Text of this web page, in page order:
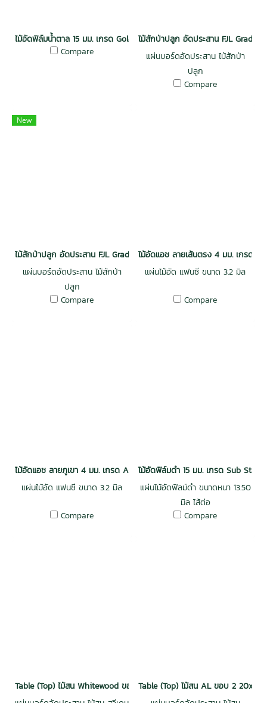
ไม้อัดฟิล์มน้ำตาล 15 มม. เกรด Gold / กันน้ำ Melamine
Compare
ไม้สักป่าปลูก อัดประสาน FJL Grade
แผ่นบอร์ดอัดประสาน ไม้สักป่า
ปลูก
Compare
New
ไม้สักป่าปลูก อัดประสาน FJL Grade AAA 15x610x2440
แผ่นบอร์ดอัดประสาน ไม้สักป่า
ปลูก
Compare
ไม้อัดแอช ลายเส้นตรง 4 มม. เกรด
แผ่นไม้อัด แฟนซี ขนาด 3.2 มิล
Compare
ไม้อัดแอช ลายภูเขา 4 มม. เกรด AA / E2
แผ่นไม้อัด แฟนซี ขนาด 3.2 มิล
Compare
ไม้อัดฟิล์มดำ 15 มม. เกรด Sub
แผ่นไม้อัดฟิลม์ดำ ขนาดหนา 13.50
มิล ไส้ต่อ
Compare
Table (Top) ไม้สน Whitewood ขอบ 4 34x600x1200 mm.
Table (Top) ไม้สน AL ขอบ 2